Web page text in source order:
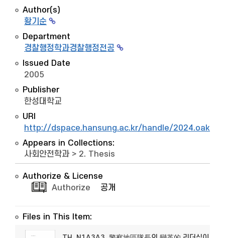
Author(s)
황기순
Department
경찰행정학과경찰행정전공
Issued Date
2005
Publisher
한성대학교
URI
http://dspace.hansung.ac.kr/handle/2024.oak/
Appears in Collections:
사회안전학과 > 2. Thesis
Authorize & License
Authorize
공개
Files in This Item: